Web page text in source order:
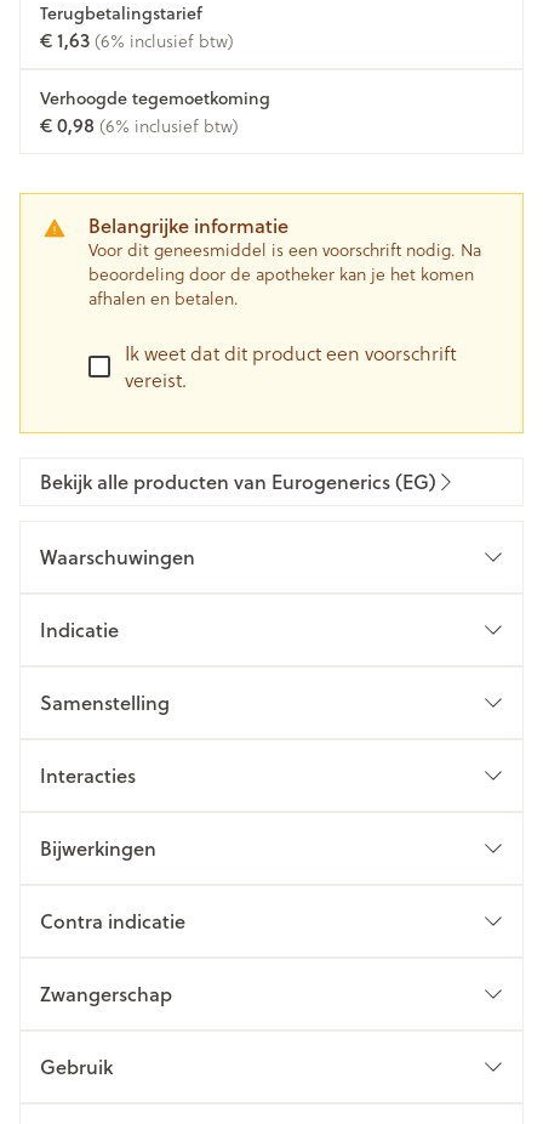
Terugbetalingstarief
€ 1,63(6% inclusief btw)
Verhoogde tegemoetkoming
€ 0,98 (6% inclusief btw)
Belangrijke informatie
Voor dit geneesmiddel is een voorschrift nodig. Na
beoordeling door de apotheker kan je het komen
afhalen en betalen.
Ik weet dat dit product een voorschrift
vereist.
Bekijk alle producten van Eurogenerics (EG)
Waarschuwingen
Indicatie
Samenstelling
Interacties
Bijwerkingen
Contra indicatie
Zwangerschap
Gebruik